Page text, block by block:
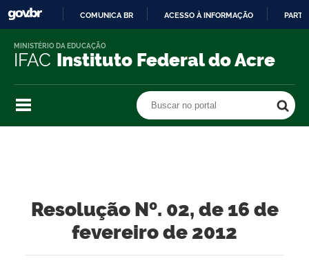
O
COMUNICA BR ACESSO À INFORMAÇÃO
IFAC Instituto Federal do Acre
MINISTÉRIO DA EDUCAÇÃO
Buscar no portal
Resolução Nº. 02, de 16 de
fevereiro de 2012